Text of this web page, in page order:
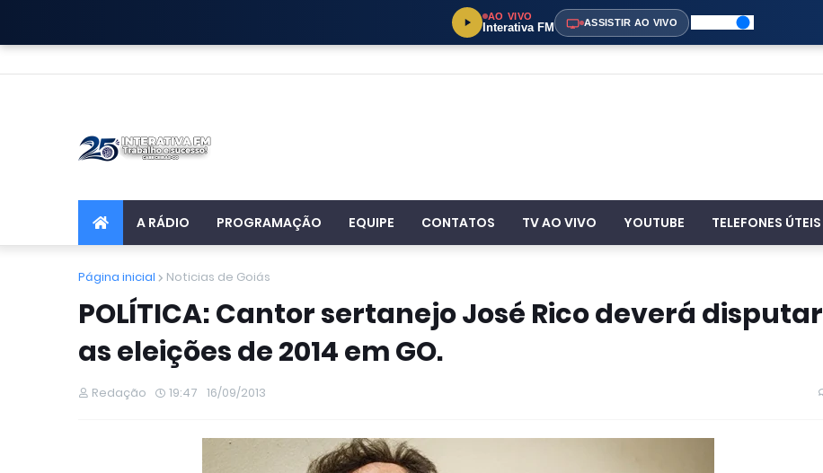
AO VIVO
Interativa FM ASSISTIR AO VIVO
A RÁDIO PROGRAMAÇÃO EQUIPE CONTATOS TV AO VIVO YOUTUBE TELEFONES ÚTEIS
Página inicial Noticias de Goiás
POLÍTICA: Cantor sertanejo José Rico deverá disputar
as eleições de 2014 em GO.
Redação 19:47 16/09/2013